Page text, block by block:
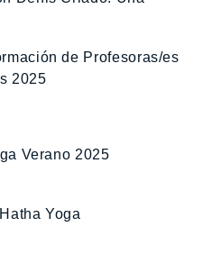
de Profesoras/es
2025
Verano 2025
Yoga